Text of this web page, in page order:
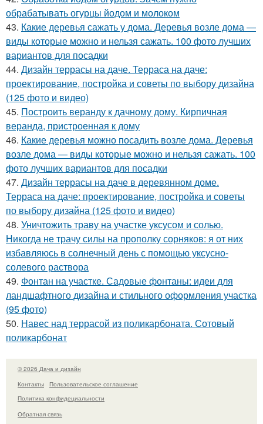
обрабатывать огурцы йодом и молоком
43. Какие деревья сажать у дома. Деревья возле дома —
виды которые можно и нельзя сажать. 100 фото лучших
вариантов для посадки
44. Дизайн террасы на даче. Терраса на даче:
проектирование, постройка и советы по выбору дизайна
(125 фото и видео)
45. Построить веранду к дачному дому. Кирпичная
веранда, пристроенная к дому
46. Какие деревья можно посадить возле дома. Деревья
возле дома — виды которые можно и нельзя сажать. 100
фото лучших вариантов для посадки
47. Дизайн террасы на даче в деревянном доме.
Терраса на даче: проектирование, постройка и советы
по выбору дизайна (125 фото и видео)
48. Уничтожить траву на участке уксусом и солью.
Никогда не трачу силы на прополку сорняков: я от них
избавляюсь в солнечный день с помощью уксусно-
солевого раствора
49. Фонтан на участке. Садовые фонтаны: идеи для
ландшафтного дизайна и стильного оформления участка
(95 фото)
50. Навес над террасой из поликарбоната. Сотовый
поликарбонат
© 2026 Дача и дизайн
Контакты
Пользовательское соглашение
Политика конфидециальности
Обратная связь